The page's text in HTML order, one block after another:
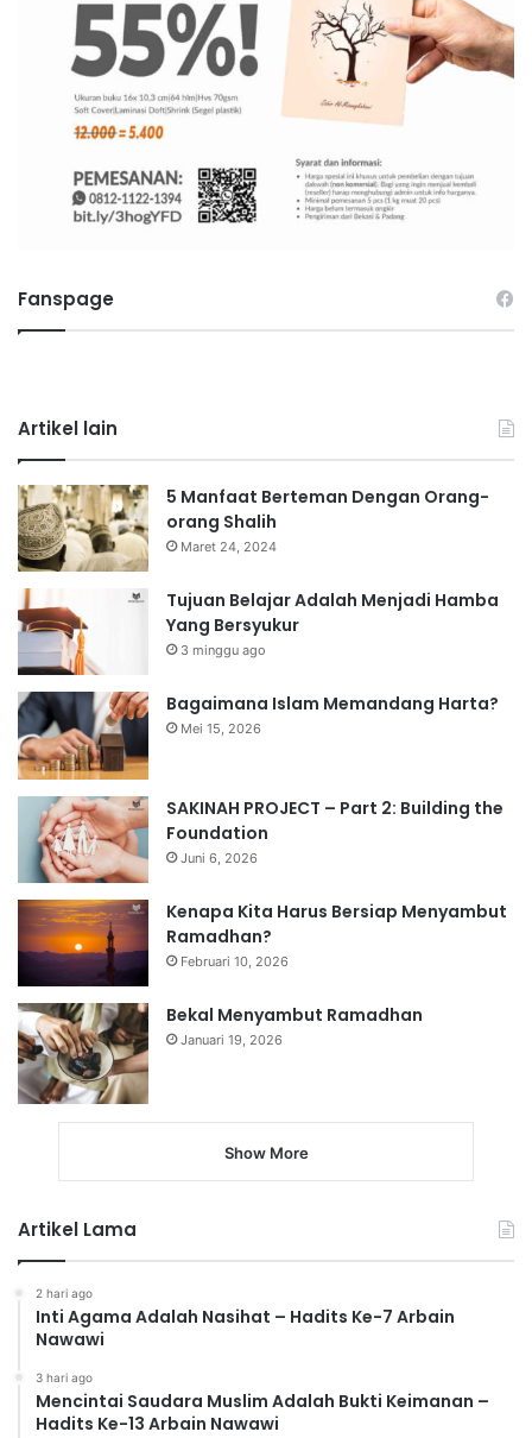
Fanspage
Artikel lain
5 Manfaat Berteman Dengan Orang-
orang Shalih
Maret 24, 2024
Tujuan Belajar Adalah Menjadi Hamba
Yang Bersyukur
3 minggu ago
Bagaimana Islam Memandang Harta?
Mei 15, 2026
SAKINAH PROJECT – Part 2: Building the
Foundation
Juni 6, 2026
Kenapa Kita Harus Bersiap Menyambut
Ramadhan?
Februari 10, 2026
Bekal Menyambut Ramadhan
Januari 19, 2026
Show More
Artikel Lama
2 hari ago
Inti Agama Adalah Nasihat – Hadits Ke-7 Arbain
Nawawi
3 hari ago
Mencintai Saudara Muslim Adalah Bukti Keimanan –
Hadits Ke-13 Arbain Nawawi